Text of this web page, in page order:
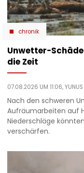
chronik
Unwetter-
die Zeit
07.08.2026 UM 11:06,YUNUS
Nach den schweren
Aufräumarbeiten auf
Niederschläge
verschärfen.